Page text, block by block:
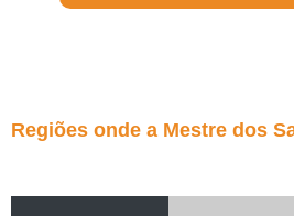
Regiões onde a Mestre dos